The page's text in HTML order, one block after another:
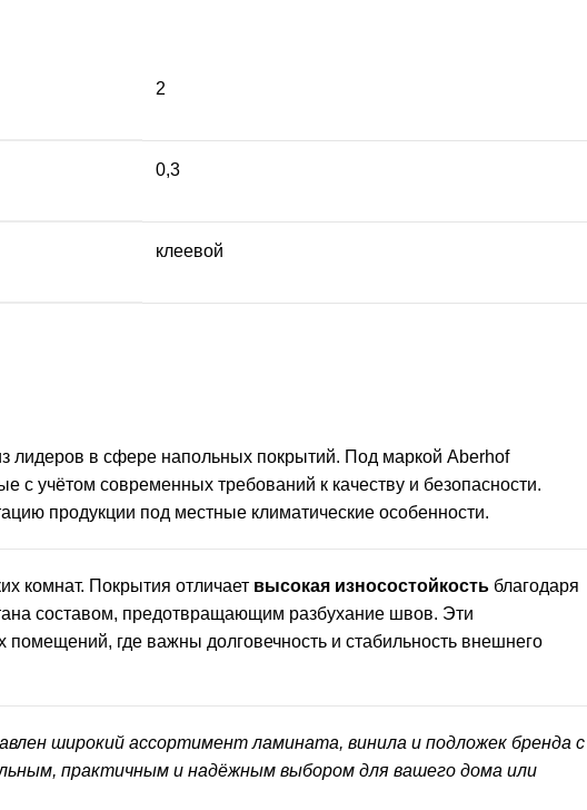
2
0,3
клеевой
лидеров в сфере напольных покрытий. Под маркой Aberhof
с учётом современных требований к качеству и безопасности.
продукции под местные климатические особенности.
комнат. Покрытия отличает высокая износостойкость благодаря
составом, предотвращающим разбухание швов. Эти
где важны долговечность и стабильность внешнего
широкий ассортимент ламината, винила и подложек бренда с
практичным и надёжным выбором для вашего дома или